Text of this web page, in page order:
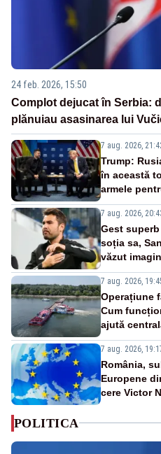
24 feb. 2026, 15:50
Complot dejucat în Serbia:
plănuiau asasinarea lui
7 aug. 2026,
Trump:
în această
armele
7 aug. 2026,
Gest
soția sa,
văzut
7 aug. 2026,
Operațiune
Cum
ajută
7 aug. 2026,
România,
Europene
cere Victor
POLITICA